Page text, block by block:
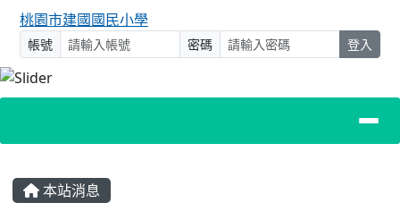
桃園市建國國民小學
帳號 密碼 登入
主內容區域
本站消息